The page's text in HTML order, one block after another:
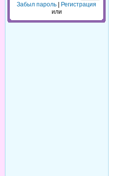
Забыл пароль
Регистрация
или